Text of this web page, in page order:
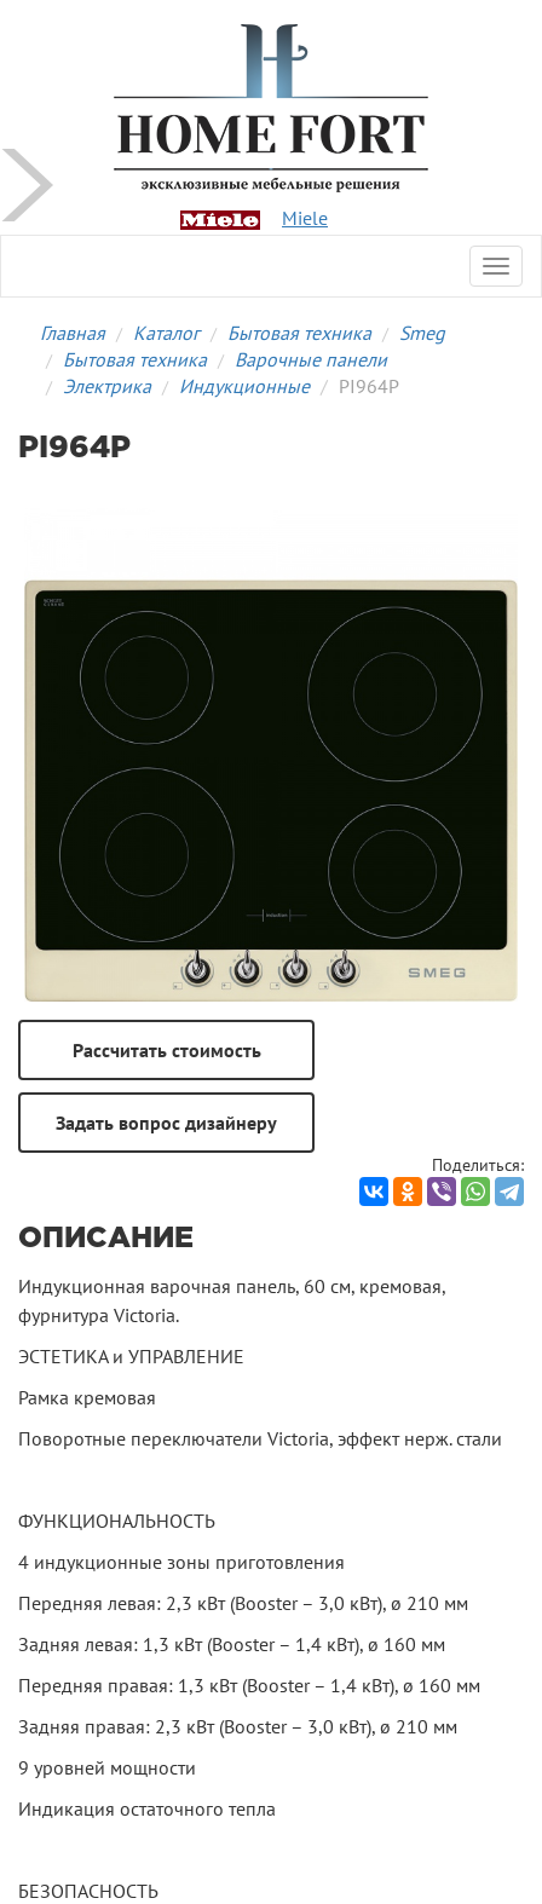
Miele
Главная Каталог Бытовая техника
Smeg
Бытовая техника
Варочные панели
Электрика
Индукционные PI964P
PI964P
Поделиться:
ОПИСАНИЕ
Индукционная варочная панель, 60 см, кремовая,
фурнитура Victoria.
ЭСТЕТИКА и УПРАВЛЕНИЕ
Рамка кремовая
Поворотные переключатели Victoria, эффект нерж. стали
ФУНКЦИОНАЛЬНОСТЬ
4 индукционные зоны приготовления
Передняя левая: 2,3 кВт (Booster – 3,0 кВт), ø 210 мм
Задняя левая: 1,3 кВт (Booster – 1,4 кВт), ø 160 мм
Передняя правая: 1,3 кВт (Booster – 1,4 кВт), ø 160 мм
Задняя правая: 2,3 кВт (Booster – 3,0 кВт), ø 210 мм
9 уровней мощности
Индикация остаточного тепла
БЕЗОПАСНОСТЬ